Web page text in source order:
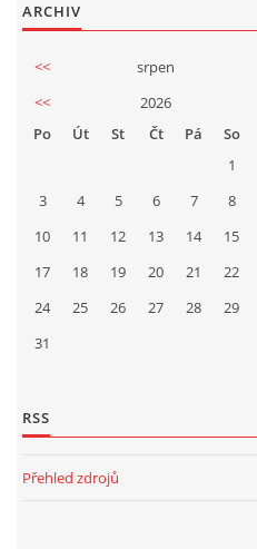
ARCHIV
<< srpen
<<
2026
Po
Út St Čt Pá So
1
3
4 5 6 7 8
10
11 12 13 14 15
17
18 19 20 21 22
24
25 26 27 28 29
31
RSS
Přehled zdrojů